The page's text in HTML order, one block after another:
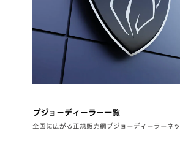
プジョーディーラー一覧
全国に広がる正規販売網プジョーディーラーネ